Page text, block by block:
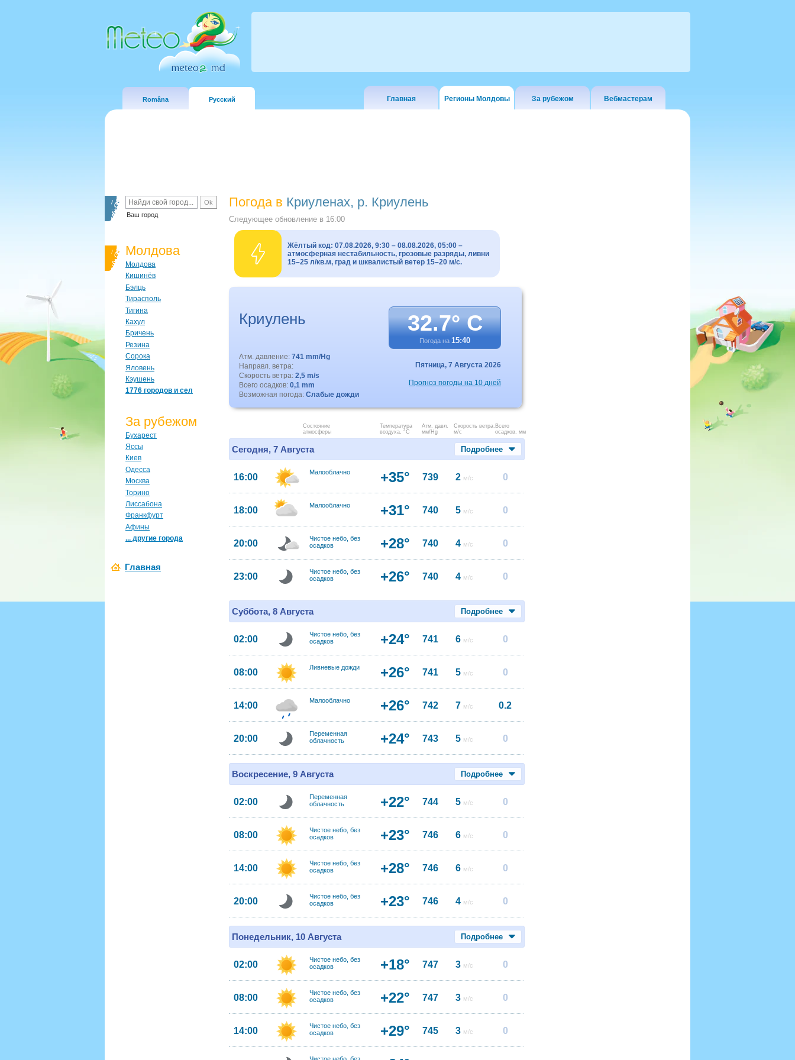
Româna Русский Главная Регионы Молдовы За рубежом Вебмастерам
Ваш город
Молдова
Молдова
Кишинёв
Бэлць
Тирасполь
Тигина
Кахул
Бричень
Резина
Сорока
Яловень
Кэушень
1776 городов и сел
За рубежом
Бухарест
Яссы
Киев
Одесса
Москва
Торино
Лиссабона
Франкфурт
Афины
... другие города
Главная
Погода в Криуленах, р. Криулень
Следующее обновление в 16:00
Жёлтый код: 07.08.2026, 9:30 – 08.08.2026, 05:00 –
атмосферная нестабильность, грозовые разряды, ливни
15–25 л/кв.м, град и шквалистый ветер 15–20 м/с.
Криулень 32.7° C
Погода на 15:40
Атм. давление: 741 mm/Hg
Направл. ветра:
Скорость ветра: 2,5 m/s
Всего осадков: 0,1 mm
Возможная погода: Слабые дожди
Пятница, 7 Августа 2026
Прогноз погоды на 10 дней
Состояние
атмосферы
Температура
воздуха, °C
Атм. давл.
мм/Hg
Скорость ветра.
м/с
Всего
осадков, мм
Сегодня, 7 Августа Подробнее
16:00 Малооблачно +35° 739 2 м/с 0
18:00 Малооблачно +31° 740 5 м/с 0
20:00
Чистое небо, без
осадков
+28° 740 4 м/с 0
23:00
Чистое небо, без
осадков
+26° 740 4 м/с 0
Суббота, 8 Августа Подробнее
02:00
Чистое небо, без
осадков
+24° 741 6 м/с 0
08:00 Ливневые дожди +26° 741 5 м/с 0
14:00 Малооблачно +26° 742 7 м/с 0.2
20:00
Переменная
облачность
+24° 743 5 м/с 0
Воскресение, 9 Августа Подробнее
02:00
Переменная
облачность
+22° 744 5 м/с 0
08:00
Чистое небо, без
осадков
+23° 746 6 м/с 0
14:00
Чистое небо, без
осадков
+28° 746 6 м/с 0
20:00
Чистое небо, без
осадков
+23° 746 4 м/с 0
Понедельник, 10 Августа Подробнее
02:00
Чистое небо, без
осадков
+18° 747 3 м/с 0
08:00
Чистое небо, без
осадков
+22° 747 3 м/с 0
14:00
Чистое небо, без
осадков
+29° 745 3 м/с 0